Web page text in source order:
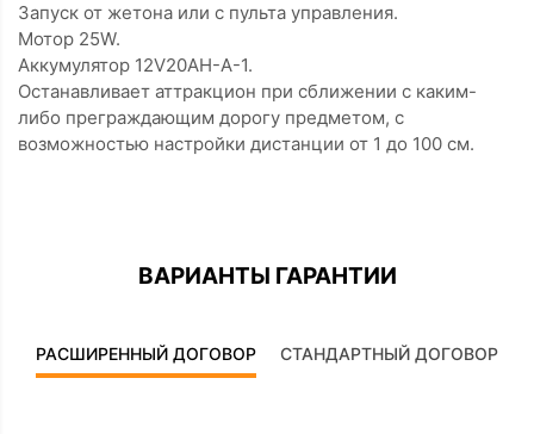
Запуск от жетона или с пульта управления.
Мотор 25W.
Аккумулятор 12V20AH-A-1.
Останавливает аттракцион при сближении с каким-
либо преграждающим дорогу предметом, с
возможностью настройки дистанции от 1 до 100 см.
ВАРИАНТЫ ГАРАНТИИ
РАСШИРЕННЫЙ ДОГОВОР СТАНДАРТНЫЙ ДОГОВОР